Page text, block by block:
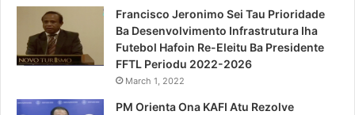
Francisco Jeronimo Sei Tau Prioridade
Ba Desenvolvimento Infrastrutura Iha
Futebol Hafoin Re-Eleitu Ba Presidente
FFTL Periodu 2022-2026
March 1, 2022
PM Orienta Ona KAFI Atu Rezolve